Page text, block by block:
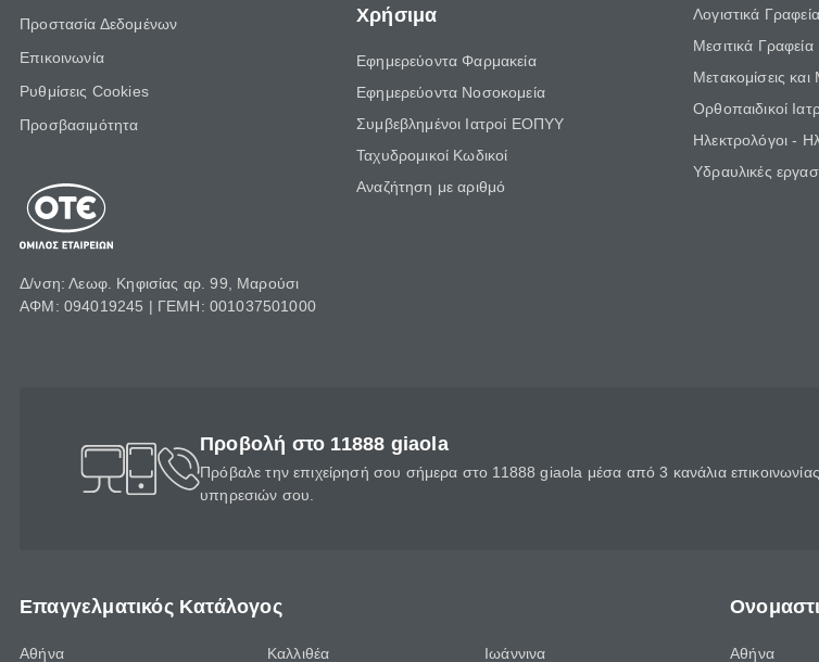
Προστασία Δεδομένων
Επικοινωνία
Ρυθμίσεις Cookies
Προσβασιμότητα
Δ/νση: Λεωφ. Κηφισίας αρ. 99, Μαρούσι
ΑΦΜ: 094019245 | ΓΕΜΗ: 001037501000
Χρήσιμα
Εφημερεύοντα Φαρμακεία
Εφημερεύοντα Νοσοκομεία
Συμβεβλημένοι Ιατροί ΕΟΠΥΥ
Ταχυδρομικοί Κωδικοί
Αναζήτηση με αριθμό
Λογιστικά Γραφεία
Μεσιτικά Γραφεία
Μετακομίσεις
Ορθοπαιδικοί
Ηλεκτρολόγοι -
Υδραυλικές
Προβολή στο 11888 giaola
Πρόβαλε την επιχείρησή σου σήμερα στο 11888 giaola μέσα από 3 κανάλια
υπηρεσιών σου.
Επαγγελματικός Κατάλογος
Αθήνα Καλλιθέα Ιωάννινα Αθήνα